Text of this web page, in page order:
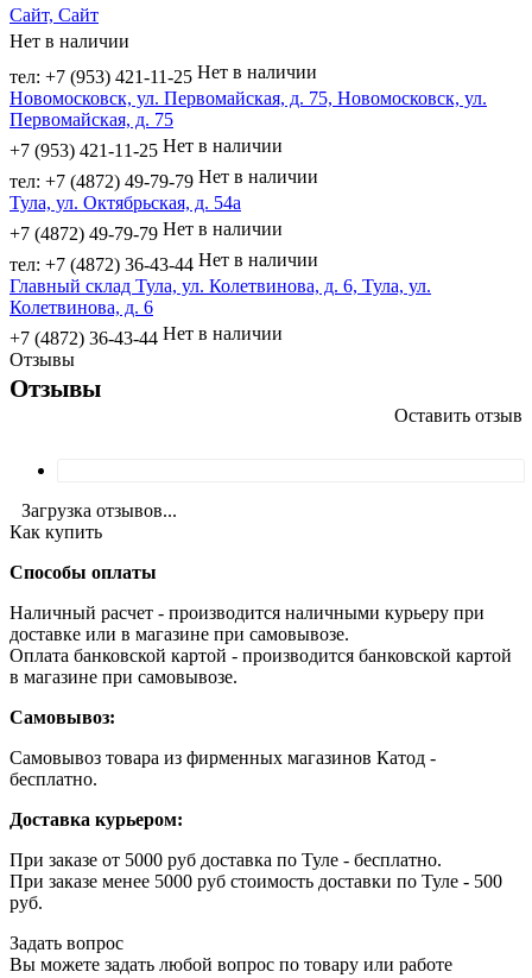
Сайт, Сайт
Нет в наличии
тел: +7 (953) 421-11-25 Нет в наличии
Новомосковск, ул. Первомайская, д. 75, Новомосковск, ул.
Первомайская, д. 75
+7 (953) 421-11-25 Нет в наличии
тел: +7 (4872) 49-79-79 Нет в наличии
Тула, ул. Октябрьская, д. 54а
+7 (4872) 49-79-79 Нет в наличии
тел: +7 (4872) 36-43-44 Нет в наличии
Главный склад Тула, ул. Колетвинова, д. 6, Тула, ул.
Колетвинова, д. 6
+7 (4872) 36-43-44 Нет в наличии
Отзывы
Отзывы
Оставить отзыв
Загрузка отзывов...
Как купить
Способы оплаты
Наличный расчет - производится наличными курьеру при
доставке или в магазине при самовывозе.
Оплата банковской картой - производится банковской картой
в магазине при самовывозе.
Самовывоз:
Самовывоз товара из фирменных магазинов Катод -
бесплатно.
Доставка курьером:
При заказе от 5000 руб доставка по Туле - бесплатно.
При заказе менее 5000 руб стоимость доставки по Туле - 500
руб.
Задать вопрос
Вы можете задать любой вопрос по товару или работе